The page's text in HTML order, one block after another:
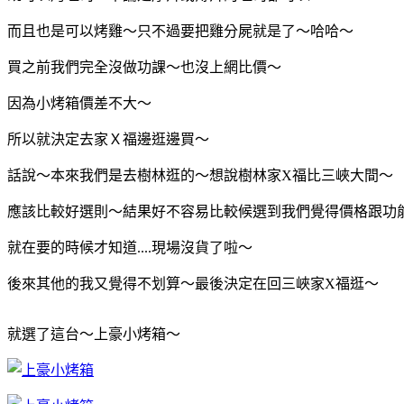
而且也是可以烤雞～只不過要把雞分屍就是了～哈哈～
買之前我們完全沒做功課～也沒上網比價～
因為小烤箱價差不大～
所以就決定去家Ｘ福邊逛邊買～
話說～本來我們是去樹林逛的～想說樹林家X福比三峽大間～
應該比較好選則～結果好不容易比較候選到我們覺得價格跟功
就在要的時候才知道....現場沒貨了啦～
後來其他的我又覺得不划算～最後決定在回三峽家X福逛～
就選了這台～上豪小烤箱～